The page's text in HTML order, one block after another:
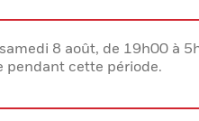
8 août, de 19h00 à
pendant cette période.